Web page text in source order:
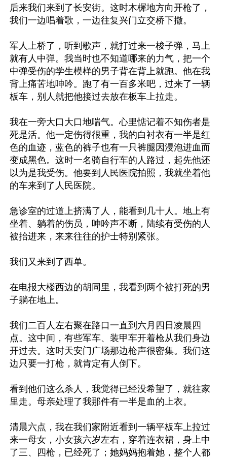
后来我们来到了长安街。这时木樨地方向开枪了，
我们一边唱着歌，一边往复兴门立交桥下撤。
军人上桥了，听到歌声，就打过来一梭子弹，马上
就有人中弹。我当时也不知道哪来的力气，把一个
中弹受伤的学生模样的男子背在背上就跑。他在我
背上痛苦地呻吟。跑了有一百多米吧，过来了一辆
板车，别人就把他接过去放在板车上拉走。
我在一旁大口大口地喘气。心里惦记着不知伤者是
死是活。他一定伤得很重，我的白衬衣有一半是红
色的血迹，蓝色的裤子也有一只裤腿因浸泡进血而
变成黑色。这时一名骑自行车的人路过，起先他还
以为是我受伤。他要到人民医院拍照，我就坐着他
的车来到了人民医院。
急诊室的过道上挤满了人，能看到几十人。地上有
坐着、躺着的伤员，呻吟声不断，陆续有受伤的人
被抬进来，来来往往的护士特别紧张。
我们又来到了西单。
在电报大楼西边的胡同里，我看到两个被打死的男
子躺在地上。
我们二百人左右聚在路口一直到六月四日凌晨四
点。这中间，有些军车、装甲车开着枪从我们身边
开过去。这时天安门广场那边枪声很密集。我们这
边只要一打枪，就肯定有人倒下。
看到他们这么杀人，我觉得已经没希望了，就往家
里走。母亲处理了我那件有一半是血的上衣。
清晨六点，我在我们家附近看到一辆平板车上拉过
来一母女，小女孩六岁左右，穿着连衣裙，身上中
了三、四枪，已经死了；她妈妈抱着她，整个人都